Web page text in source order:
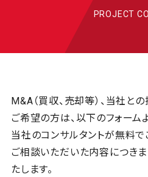
PROJECT
M&A（買収、売却等）、当社と
ご希望の方は、以下のフォーム
当社のコンサルタントが無料で
ご相談いただいた内容につき
たします。